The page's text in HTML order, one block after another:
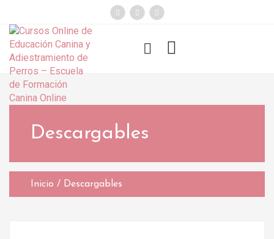
Funny Dogs
Descargables
Inicio / Descargables